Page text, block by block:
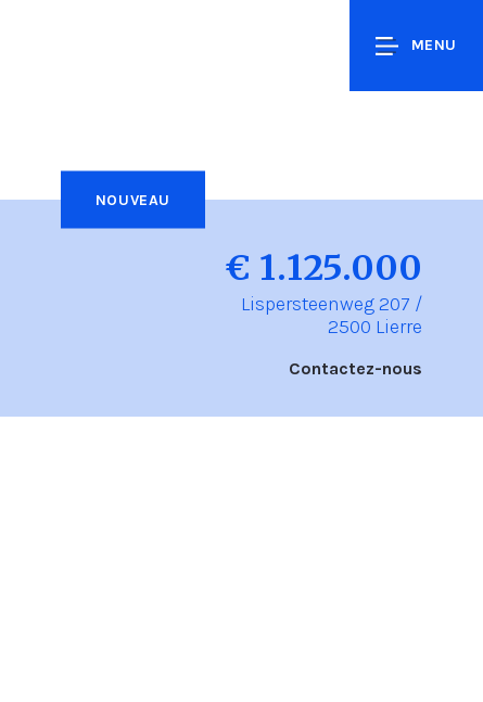
MENU
€ 1.125.000
Lispersteenweg 207 /
2500 Lierre
Contactez-nous
NOUVEAU